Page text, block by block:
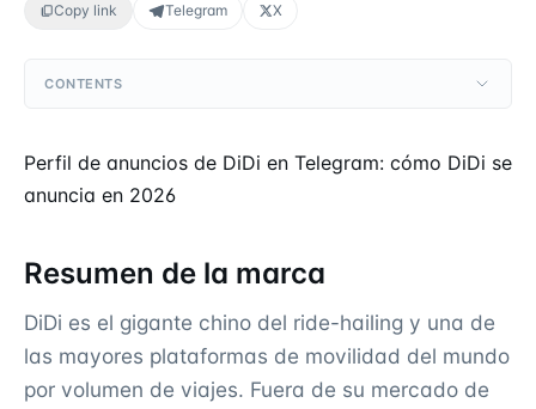
Copy link Telegram X
CONTENTS
Perfil de anuncios de DiDi en Telegram: cómo DiDi se
anuncia en 2026
Resumen de la marca
DiDi es el gigante chino del ride-hailing y una de
las mayores plataformas de movilidad del mundo
por volumen de viajes. Fuera de su mercado de